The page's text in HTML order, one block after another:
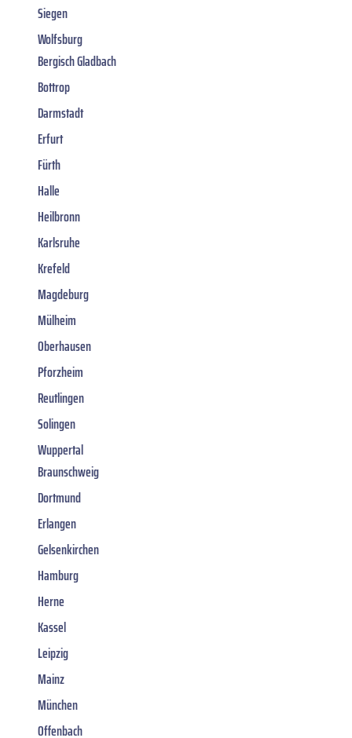
Siegen
Wolfsburg
Bergisch Gladbach
Bottrop
Darmstadt
Erfurt
Fürth
Halle
Heilbronn
Karlsruhe
Krefeld
Magdeburg
Mülheim
Oberhausen
Pforzheim
Reutlingen
Solingen
Wuppertal
Braunschweig
Dortmund
Erlangen
Gelsenkirchen
Hamburg
Herne
Kassel
Leipzig
Mainz
München
Offenbach